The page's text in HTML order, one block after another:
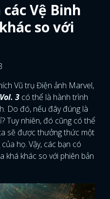
Vệ Binh
so với
Vũ trụ Điện ảnh Marvel,
3 có thể là hành trình
Do đó, nếu đây đúng là
Tuy nhiên, đó cũng có thể
sẽ được thưởng thức một
họ. Vậy, các bạn có
khá khác so với phiên bản